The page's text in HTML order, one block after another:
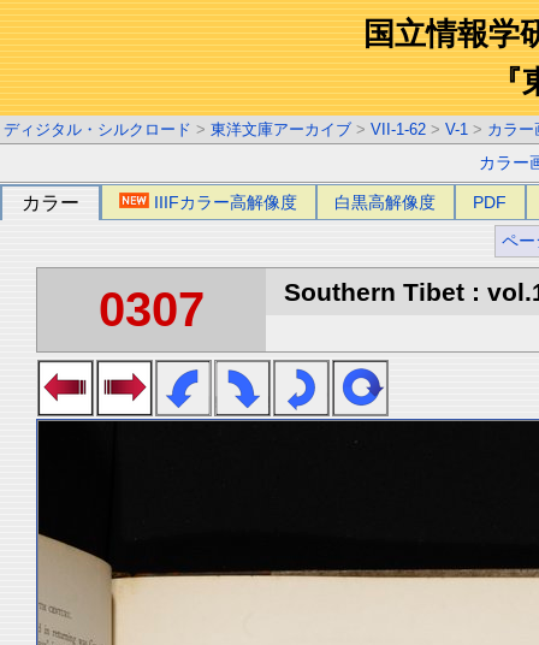
国立情報学
『
ディジタル・シルクロード > 東洋文庫アーカイブ > VII-1-62 > V-1 > カラー
カラー
カラー IIIFカラー高解像度 白黒高解像度 PDF
ペー
0307 Southern Tibet :